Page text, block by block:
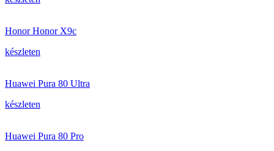
Honor Honor X9c
készleten
Huawei Pura 80 Ultra
készleten
Huawei Pura 80 Pro